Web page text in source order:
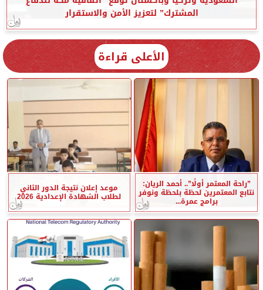
المشترك” لتعزيز الأمن والاستقرار
الأعلى قراءة
”راحة المعتمر أولًا”.. أحمد الريان:
نتابع المعتمرين لحظة بلحظة ونوفر
برامج عمرة...
موعد إعلان نتيجة الدور الثاني
لطلاب الشهادة الإعدادية 2026